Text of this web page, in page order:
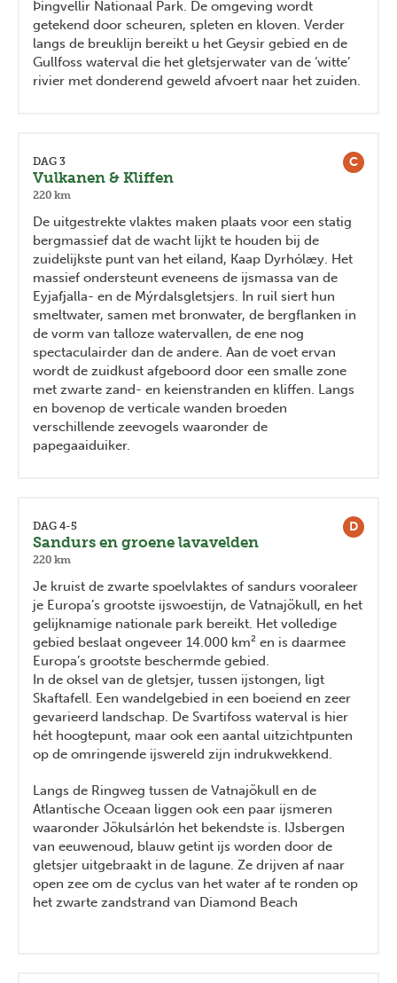
Þingvellir Nationaal Park. De omgeving wordt
getekend door scheuren, spleten en kloven. Verder
langs de breuklijn bereikt u het Geysir gebied en de
Gullfoss waterval die het gletsjerwater van de ‘witte’
rivier met donderend geweld afvoert naar het zuiden.
C
DAG 3
Vulkanen & Kliffen
220 km
De uitgestrekte vlaktes maken plaats voor een statig
bergmassief dat de wacht lijkt te houden bij de
zuidelijkste punt van het eiland, Kaap Dyrhólæy. Het
massief ondersteunt eveneens de ijsmassa van de
Eyjafjalla- en de Mýrdalsgletsjers. In ruil siert hun
smeltwater, samen met bronwater, de bergflanken in
de vorm van talloze watervallen, de ene nog
spectaculairder dan de andere. Aan de voet ervan
wordt de zuidkust afgeboord door een smalle zone
met zwarte zand- en keienstranden en kliffen. Langs
en bovenop de verticale wanden broeden
verschillende zeevogels waaronder de
papegaaiduiker.
D
DAG 4-5
Sandurs en groene lavavelden
220 km
Je kruist de zwarte spoelvlaktes of sandurs vooraleer
je Europa’s grootste ijswoestijn, de Vatnajökull, en het
gelijknamige nationale park bereikt. Het volledige
gebied beslaat ongeveer 14.000 km² en is daarmee
Europa’s grootste beschermde gebied.
In de oksel van de gletsjer, tussen ijstongen, ligt
Skaftafell. Een wandelgebied in een boeiend en zeer
gevarieerd landschap. De Svartifoss waterval is hier
hét hoogtepunt, maar ook een aantal uitzichtpunten
op de omringende ijswereld zijn indrukwekkend.
Langs de Ringweg tussen de Vatnajökull en de
Atlantische Oceaan liggen ook een paar ijsmeren
waaronder Jökulsárlón het bekendste is. IJsbergen
van eeuwenoud, blauw getint ijs worden door de
gletsjer uitgebraakt in de lagune. Ze drijven af naar
open zee om de cyclus van het water af te ronden op
het zwarte zandstrand van Diamond Beach